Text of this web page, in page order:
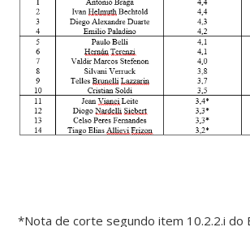
*Nota de corte segundo item 10.2.2.i do